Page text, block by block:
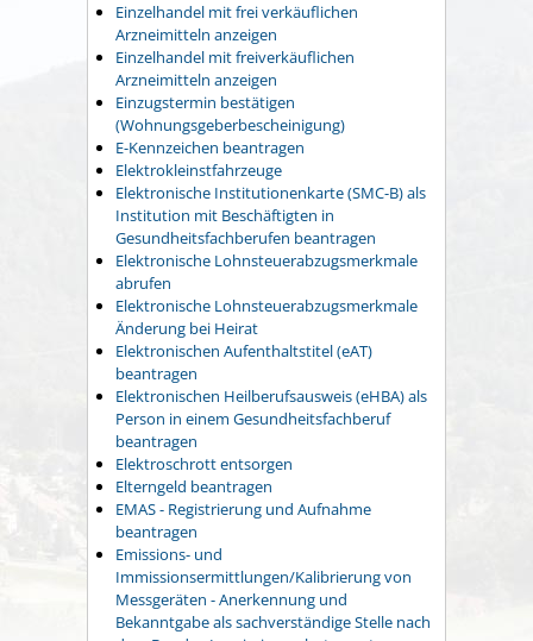
Einzelhandel mit frei verkäuflichen
Arzneimitteln anzeigen
Einzelhandel mit freiverkäuflichen
Arzneimitteln anzeigen
Einzugstermin bestätigen
(Wohnungsgeberbescheinigung)
E-Kennzeichen beantragen
Elektrokleinstfahrzeuge
Elektronische Institutionenkarte (SMC-B) als
Institution mit Beschäftigten in
Gesundheitsfachberufen beantragen
Elektronische Lohnsteuerabzugsmerkmale
abrufen
Elektronische Lohnsteuerabzugsmerkmale
Änderung bei Heirat
Elektronischen Aufenthaltstitel (eAT)
beantragen
Elektronischen Heilberufsausweis (eHBA) als
Person in einem Gesundheitsfachberuf
beantragen
Elektroschrott entsorgen
Elterngeld beantragen
EMAS - Registrierung und Aufnahme
beantragen
Emissions- und
Immissionsermittlungen/Kalibrierung von
Messgeräten - Anerkennung und
Bekanntgabe als sachverständige Stelle nach